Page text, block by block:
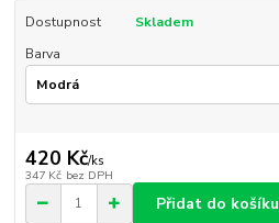
Dostupnost
Skladem
Barva
420 Kč/ks
347 Kč bez DPH
Přidat do košíku